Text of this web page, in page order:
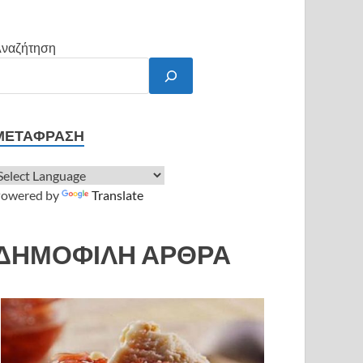
by Translate
ΑΡΘΡΑ